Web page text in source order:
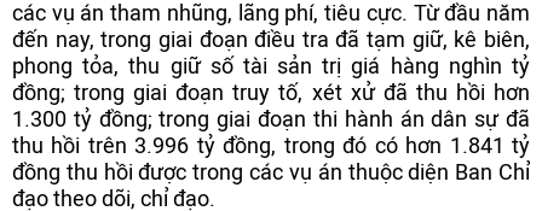
các vụ án tham nhũng, lãng phí, tiêu cực. Từ đầu năm
đến nay, trong giai đoạn điều tra đã tạm giữ, kê biên,
phong tỏa, thu giữ số tài sản trị giá hàng nghìn tỷ
đồng; trong giai đoạn truy tố, xét xử đã thu hồi hơn
1.300 tỷ đồng; trong giai đoạn thi hành án dân sự đã
thu hồi trên 3.996 tỷ đồng, trong đó có hơn 1.841 tỷ
đồng thu hồi được trong các vụ án thuộc diện Ban Chỉ
đạo theo dõi, chỉ đạo.